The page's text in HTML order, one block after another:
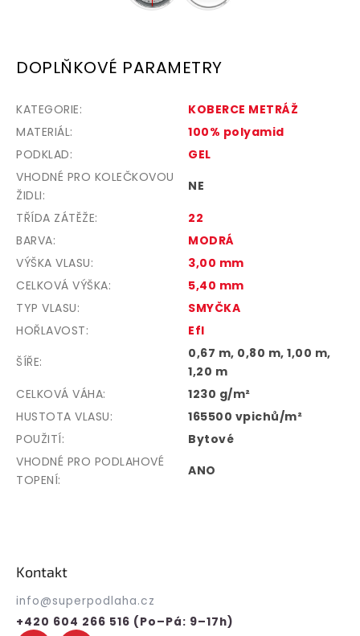
DOPLŇKOVÉ PARAMETRY
KATEGORIE:
KOBERCE METRÁŽ
MATERIÁL:
100% polyamid
PODKLAD:
GEL
VHODNÉ PRO KOLEČKOVOU
ŽIDLI:
NE
TŘÍDA ZÁTĚŽE:
22
BARVA:
MODRÁ
VÝŠKA VLASU:
3,00 mm
CELKOVÁ VÝŠKA:
5,40 mm
TYP VLASU:
SMYČKA
HOŘLAVOST:
Efl
ŠÍŘE:
0,67 m, 0,80 m, 1,00 m,
1,20 m
CELKOVÁ VÁHA:
1230 g/m²
HUSTOTA VLASU:
165500 vpichů/m²
POUŽITÍ:
Bytové
VHODNÉ PRO PODLAHOVÉ
TOPENÍ:
ANO
Kontakt
info@superpodlaha.cz
+420 604 266 516 (Po–Pá: 9–17h)